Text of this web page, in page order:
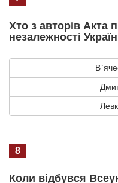
Хто з авторів Акта
незалежності
8
Коли відбувся